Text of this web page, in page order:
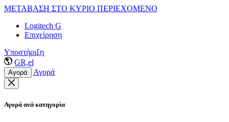
ΜΕΤΑΒΑΣΗ ΣΤΟ ΚΥΡΙΟ ΠΕΡΙΕΧΟΜΕΝΟ
Logitech G
Επιχείρηση
Υποστήριξη
GR,el
Αγορά Αγορά
Αγορά ανά κατηγορία